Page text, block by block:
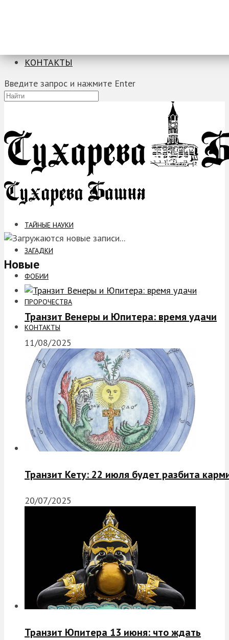
КОНТАКТЫ
Введите запрос и нажмите Enter
ТАЙНЫЕ НАУКИ
ЗАГАДКИ
ФОБИИ
ПРОРОЧЕСТВА
КОНТАКТЫ
Новые
Транзит Венеры и Юпитера: время удачи
11/08/2025
Транзит Кету: 22 июля будет разбита
20/07/2025
Транзит Юпитера 13 июня: что ждать